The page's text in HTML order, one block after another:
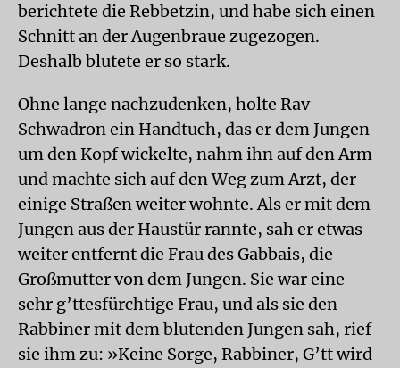
berichtete die Rebbetzin, und habe sich einen
Schnitt an der Augenbraue zugezogen.
Deshalb blutete er so stark.
Ohne lange nachzudenken, holte Rav
Schwadron ein Handtuch, das er dem Jungen
um den Kopf wickelte, nahm ihn auf den Arm
und machte sich auf den Weg zum Arzt, der
einige Straßen weiter wohnte. Als er mit dem
Jungen aus der Haustür rannte, sah er etwas
weiter entfernt die Frau des Gabbais, die
Großmutter von dem Jungen. Sie war eine
sehr g’ttesfürchtige Frau, und als sie den
Rabbiner mit dem blutenden Jungen sah, rief
sie ihm zu: »Keine Sorge, Rabbiner, G’tt wird